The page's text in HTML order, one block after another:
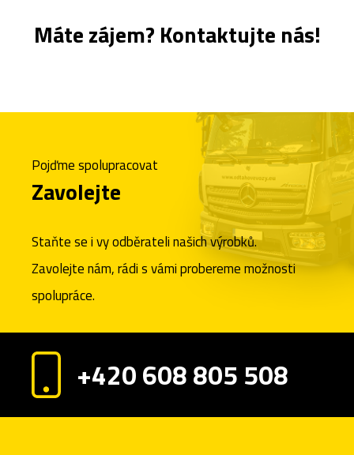
Máte zájem? Kontaktujte nás!
Pojďme spolupracovat
Zavolejte
Staňte se i vy odběrateli našich výrobků.
Zavolejte nám, rádi s vámi probereme možnosti
spolupráce.
+420 608 805 508